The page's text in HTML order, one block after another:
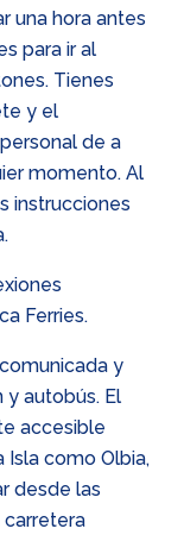
una hora antes
para ir al
Tienes
y el
de a
momento. Al
instrucciones
Ferries.
y
autobús. El
accesible
Isla como Olbia,
desde las